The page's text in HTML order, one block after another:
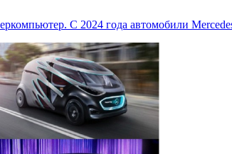
С 2024 года автомобили